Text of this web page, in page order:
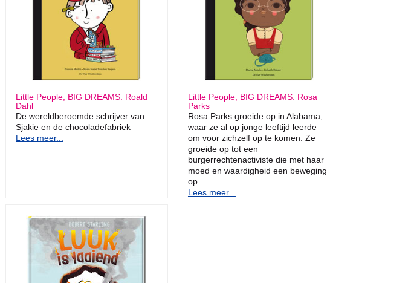
Little People, BIG DREAMS: Roald
Dahl
De wereldberoemde schrijver van
Sjakie en de chocoladefabriek
Lees meer...
Little People, BIG DREAMS: Rosa
Parks
Rosa Parks groeide op in Alabama,
waar ze al op jonge leeftijd leerde
om voor zichzelf op te komen. Ze
groeide op tot een
burgerrechtenactiviste die met haar
moed en waardigheid een beweging
op...
Lees meer...